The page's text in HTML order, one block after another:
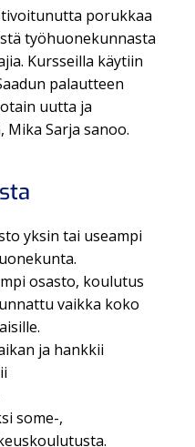
porukkaa
työhuonekunnasta
Kursseilla käytiin
palautteen
uutta ja
Sarja sanoo.
yksin tai useampi
osasto, koulutus
vaikka koko
ja hankkii
some-,